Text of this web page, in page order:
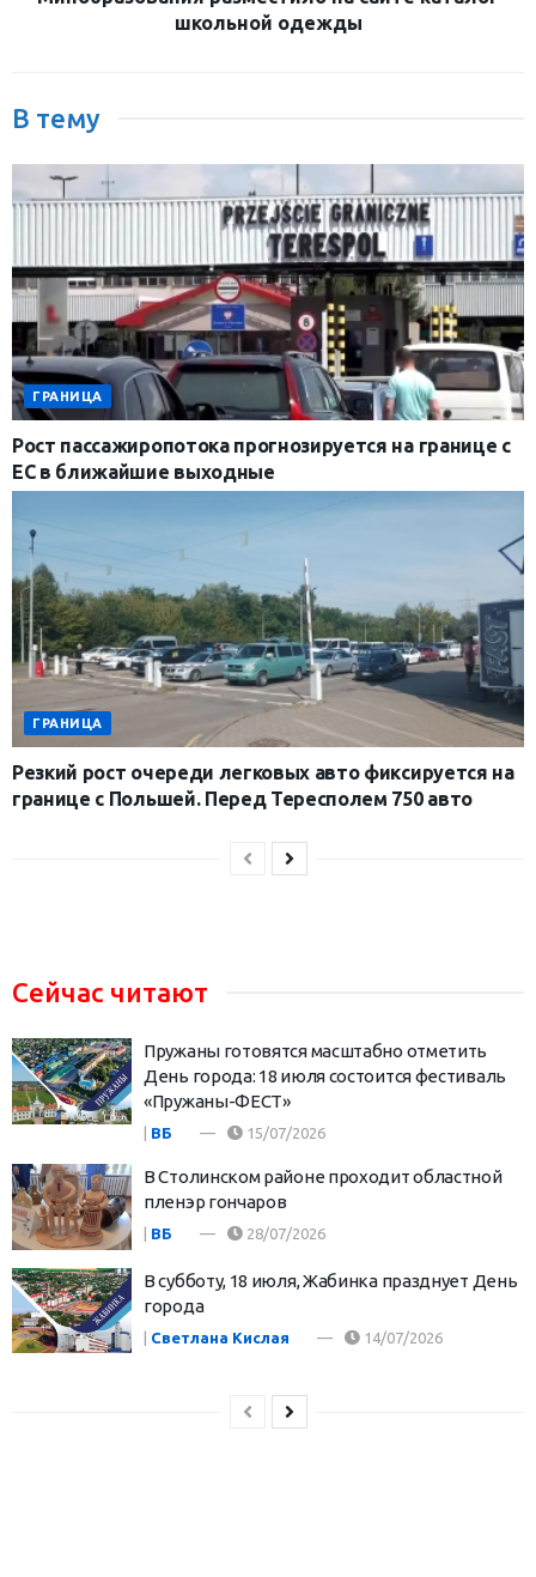
школьной одежды
В тему
ГРАНИЦА
Рост пассажиропотока прогнозируется на границе с
ЕС в ближайшие выходные
ГРАНИЦА
Резкий рост очереди легковых авто фиксируется на
границе с Польшей. Перед Тересполем 750 авто
Сейчас читают
Пружаны готовятся масштабно отметить
День города: 18 июля состоится фестиваль
«Пружаны-ФЕСТ»
ВБ 15/07/2026
В Столинском районе проходит областной
пленэр гончаров
ВБ 28/07/2026
В субботу, 18 июля, Жабинка празднует День
города
| Светлана Кислая 14/07/2026